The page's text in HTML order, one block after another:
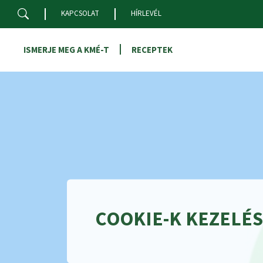
Skip to main content
KAPCSOLAT HÍRLEVÉL
ISMERJE MEG A KMÉ-T RECEPTEK
COOKIE-K